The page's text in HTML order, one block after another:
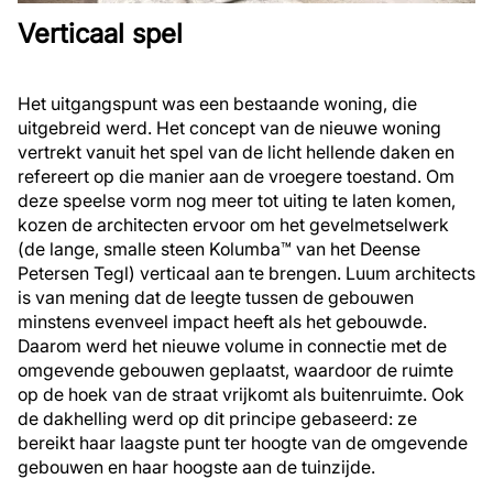
Verticaal spel
Het uitgangspunt was een bestaande woning, die
uitgebreid werd. Het concept van de nieuwe woning
vertrekt vanuit het spel van de licht hellende daken en
refereert op die manier aan de vroegere toestand. Om
deze speelse vorm nog meer tot uiting te laten komen,
kozen de architecten ervoor om het gevelmetselwerk
(de lange, smalle steen Kolumba™ van het Deense
Petersen Tegl) verticaal aan te brengen. Luum architects
is van mening dat de leegte tussen de gebouwen
minstens evenveel impact heeft als het gebouwde.
Daarom werd het nieuwe volume in connectie met de
omgevende gebouwen geplaatst, waardoor de ruimte
op de hoek van de straat vrijkomt als buitenruimte. Ook
de dakhelling werd op dit principe gebaseerd: ze
bereikt haar laagste punt ter hoogte van de omgevende
gebouwen en haar hoogste aan de tuinzijde.